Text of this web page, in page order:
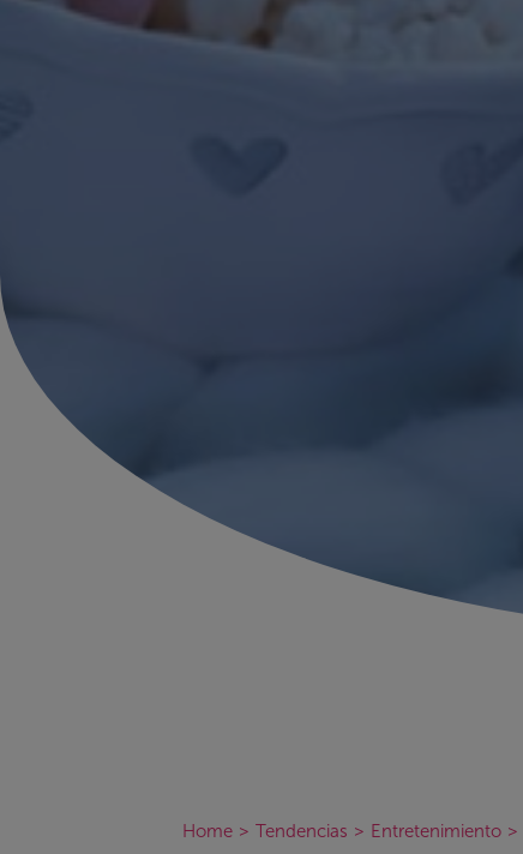
Home > Tendencias > Entretenimiento >